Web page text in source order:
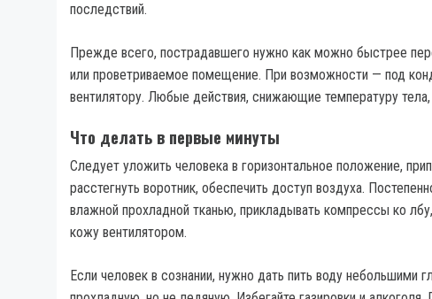
последствий.
Прежде всего, пострадавшего нужно как можно быстрее
или проветриваемое помещение. При возможности — под
вентилятору. Любые действия, снижающие температуру
Что делать в первые минуты
Следует уложить человека в горизонтальное положение,
расстегнуть воротник, обеспечить доступ воздуха.
влажной прохладной тканью, прикладывать компрессы ко
кожу вентилятором.
Если человек в сознании, нужно дать пить воду небольшими